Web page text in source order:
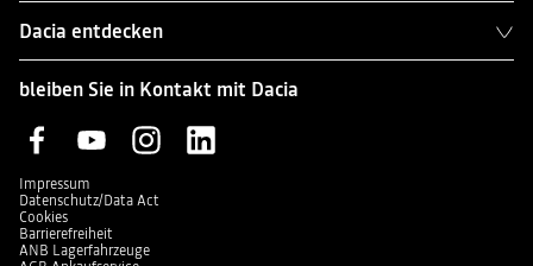
Dacia entdecken
bleiben Sie in Kontakt mit Dacia
Impressum
Datenschutz/Data Act
Cookies
Barrierefreiheit
ANB Lagerfahrzeuge